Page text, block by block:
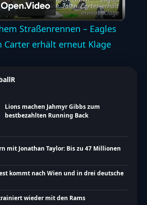
Video
Straßenrennen – Eagles
Carter erhält erneut Klage
Lions machen Jahmyr Gibbs zum
bestbezahlten Running Back
mit Jonathan Taylor: Bis zu 47 Millionen
kommt nach Wien und in drei deutsche
wieder mit den Rams